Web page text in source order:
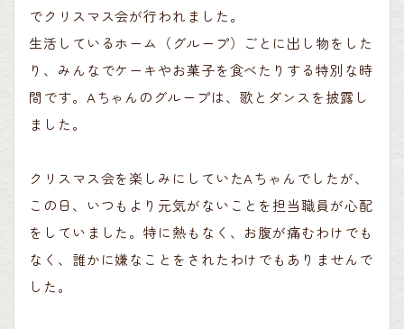
でクリスマス会が行われました。
生活しているホーム（グループ）ごとに出し物をした
り、みんなでケーキやお菓子を食べたりする特別な時
間です。Aちゃんのグループは、歌とダンスを披露し
ました。
クリスマス会を楽しみにしていたAちゃんでしたが、
この日、いつもより元気がないことを担当職員が心配
をしていました。特に熱もなく、お腹が痛むわけでも
なく、誰かに嫌なことをされたわけでもありませんで
した。